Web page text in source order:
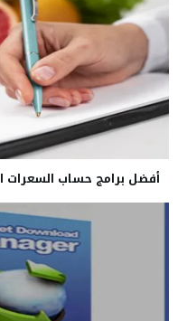
أفضل برامج حساب السعرات